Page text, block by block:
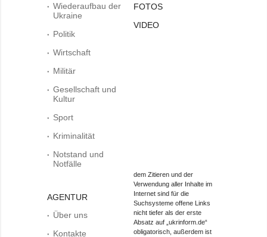
Wiederaufbau der
Ukraine
Politik
Wirtschaft
Militär
Gesellschaft und
Kultur
Sport
Kriminalität
Notstand und
Notfälle
AGENTUR
Über uns
Kontakte
FOTOS
VIDEO
dem Zitieren und der
Verwendung aller Inhalte im
Internet sind für die
Suchsysteme offene Links
nicht tiefer als der erste
Absatz auf „ukrinform.de“
obligatorisch, außerdem ist